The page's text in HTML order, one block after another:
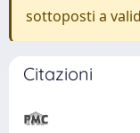
sottoposti a
Citazioni